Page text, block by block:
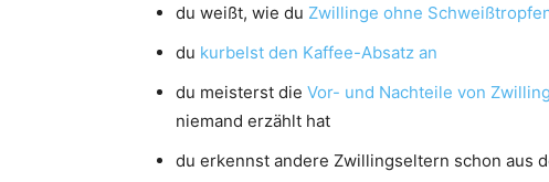
du weißt, wie du Zwillinge ohne
du kurbelst den Kaffee-Absatz an
du meisterst die Vor- und Nachteile von
niemand erzählt hat
du erkennst andere Zwillingseltern schon aus